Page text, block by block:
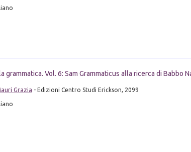
grammatica. Vol. 6: Sam Grammaticus alla ricerca di Babbo
Grazia - Edizioni Centro Studi Erickson, 2099